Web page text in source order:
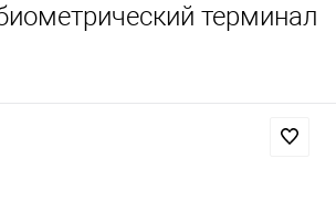
терминал